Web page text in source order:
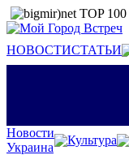
НОВОСТИСТАТЬИ
Новости
Украина
Культура